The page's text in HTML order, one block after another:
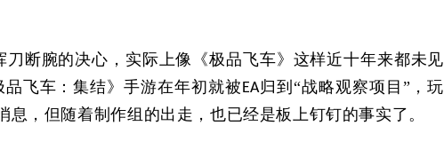
刀断腕的决心，实际上像《极品飞车》这样近十年来都未见
飞车：集结》手游在年初就被 EA归到“战略观察项目”，玩
息，但随着制作组的出走，也已经是板上钉钉的事实了。